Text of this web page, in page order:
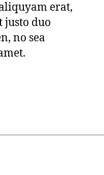
erat,
justo duo
no sea